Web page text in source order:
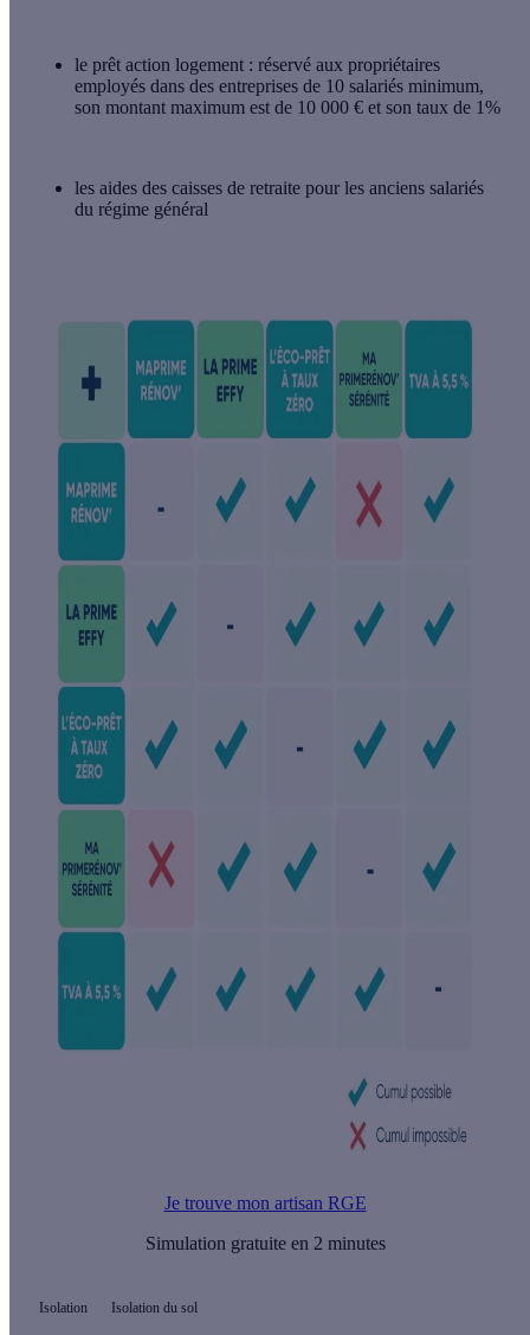
le prêt action logement : réservé aux propriétaires
employés dans des entreprises de 10 salariés minimum,
son montant maximum est de 10 000 € et son taux de 1%
les aides des caisses de retraite pour les anciens salariés
du régime général
Je trouve mon artisan RGE
Simulation gratuite en 2 minutes
Isolation Isolation du sol